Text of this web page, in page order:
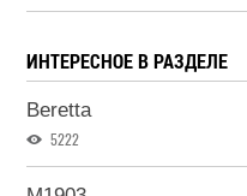
ИНТЕРЕСНОЕ В РАЗДЕЛЕ
Beretta
5222